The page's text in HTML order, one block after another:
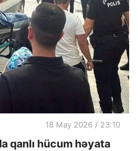
18 May 2026 / 23:10
qanlı hücum həyata